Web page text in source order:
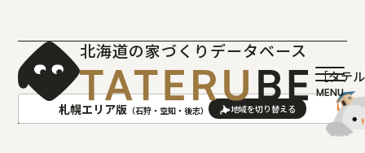
北海道の家づくりデータベース
［タテ
札幌エリア版 （石狩・空知・後志）